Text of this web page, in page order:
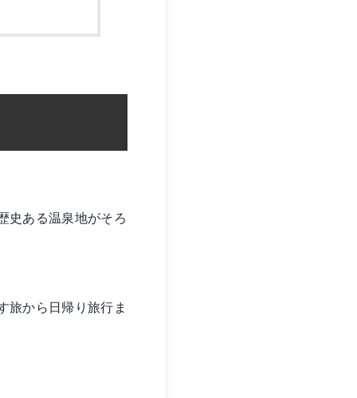
史ある温泉地がそろ
旅から日帰り旅行ま